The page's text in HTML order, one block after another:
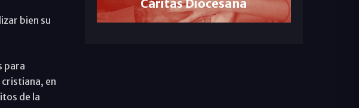
bien su
para
en
de la